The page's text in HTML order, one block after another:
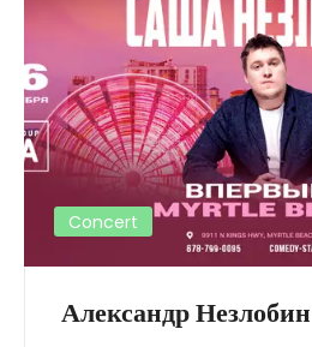
Concert
Александр